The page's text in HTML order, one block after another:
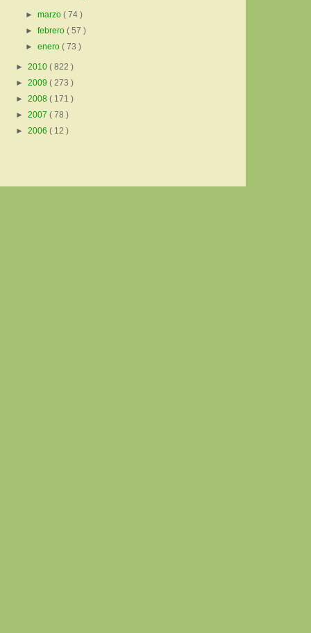
►marzo( 74 )
►febrero( 57 )
►enero( 73 )
► 2010 ( 822 )
► 2009 ( 273 )
► 2008 ( 171 )
► 2007 ( 78 )
► 2006 ( 12 )